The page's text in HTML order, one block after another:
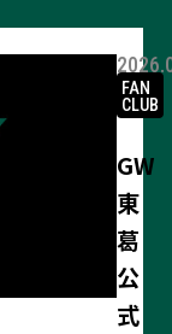
FAN
CLUB
GW
東
葛
公
式